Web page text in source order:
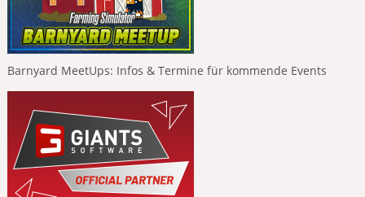
Barnyard MeetUps: Infos & Termine für kommende Events